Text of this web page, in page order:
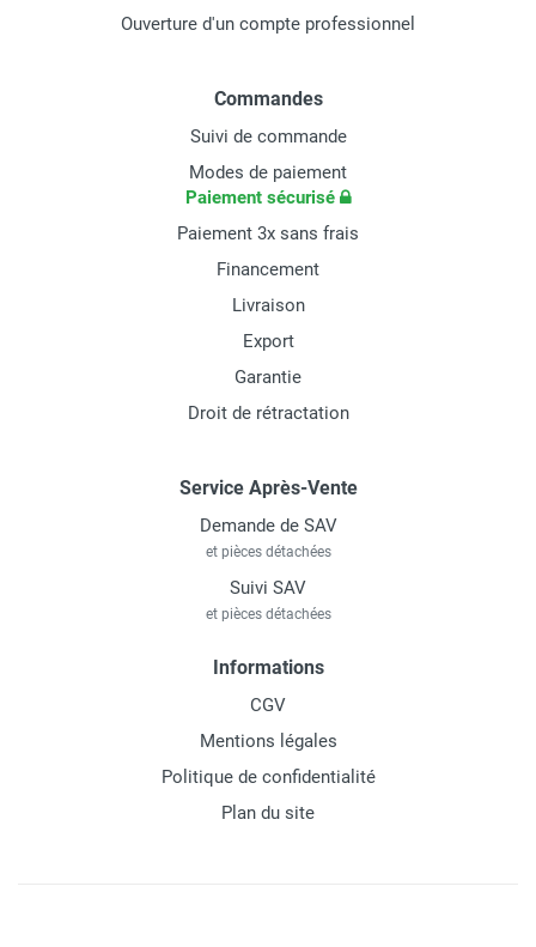
Ouverture d'un compte professionnel
Commandes
Suivi de commande
Modes de paiement
Paiement sécurisé
Paiement 3x sans frais
Financement
Livraison
Export
Garantie
Droit de rétractation
Service Après-Vente
Demande de SAV
et pièces détachées
Suivi SAV
et pièces détachées
Informations
CGV
Mentions légales
Politique de confidentialité
Plan du site